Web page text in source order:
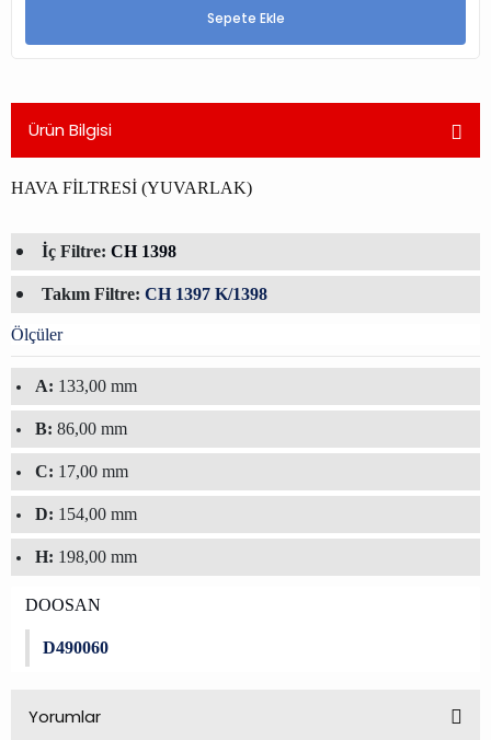
Sepete Ekle
Ürün Bilgisi
HAVA FİLTRESİ (YUVARLAK)
İç Filtre: CH 1398
Takım Filtre: CH 1397 K/1398
Ölçüler
A: 133,00 mm
B: 86,00 mm
C: 17,00 mm
D: 154,00 mm
H: 198,00 mm
DOOSAN
D490060
Yorumlar